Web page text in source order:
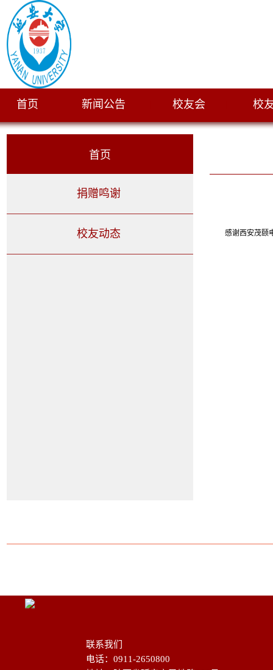
首页 新闻公告 校友会 校
首页
捐赠鸣谢
校友动态 感谢西安茂颐
联系我们
电话：0911-2650800